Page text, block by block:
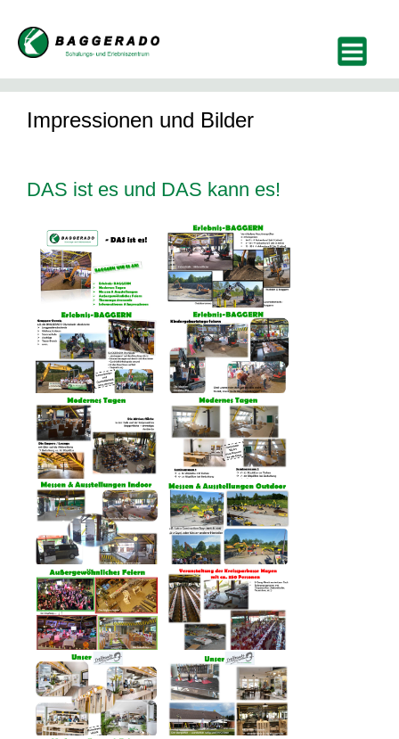
Impressionen und Bilder
DAS ist es und DAS kann es!